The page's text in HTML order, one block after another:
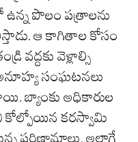
పొలం పత్రాలను
ఆ కాగితాల కోసం
వద్దకు వెళ్లాల్సి
సంఘటనలు
బ్యాంకు అధికారుల
కోల్పోయిన కరస్వామి
పరిణామాలు, అలాగే